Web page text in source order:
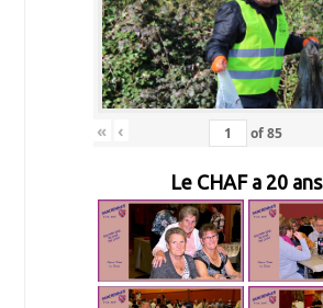
« ‹ of85
Le CHAF a 20 ans